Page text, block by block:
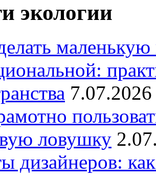
экологии
ловушку
дизайнеров: